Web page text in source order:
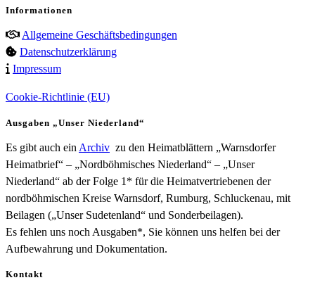
Informationen
Allgemeine Geschäftsbedingungen
Datenschutzerklärung
Impressum
Cookie-Richtlinie (EU)
Ausgaben „Unser Niederland“
Es gibt auch ein Archiv zu den Heimatblättern „Warnsdorfer
Heimatbrief“ – „Nordböhmisches Niederland“ – „Unser
Niederland“ ab der Folge 1* für die Heimatvertriebenen der
nordböhmischen Kreise Warnsdorf, Rumburg, Schluckenau, mit
Beilagen („Unser Sudetenland“ und Sonderbeilagen).
Es fehlen uns noch Ausgaben*, Sie können uns helfen bei der
Aufbewahrung und Dokumentation.
Kontakt